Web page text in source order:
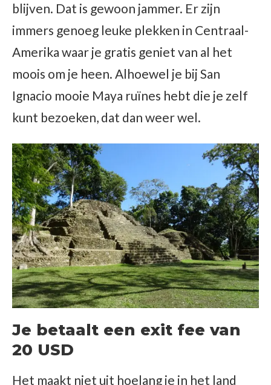
blijven. Dat is gewoon jammer. Er zijn
immers genoeg leuke plekken in Centraal-
Amerika waar je gratis geniet van al het
moois om je heen. Alhoewel je bij San
Ignacio mooie Maya ruïnes hebt die je zelf
kunt bezoeken, dat dan weer wel.
Je betaalt een exit fee van
20 USD
Het maakt niet uit hoelang je in het land